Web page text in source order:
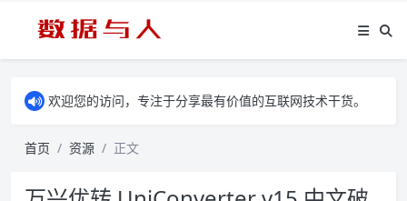
欢迎您的访问，专注于分享最有价值的互联网技术干货。
首页 资源 正文